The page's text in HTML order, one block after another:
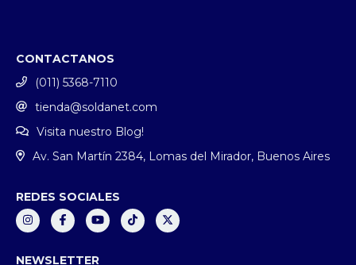
CONTACTANOS
(011) 5368-7110
tienda@soldanet.com
Visita nuestro Blog!
Av. San Martín 2384, Lomas del Mirador, Buenos Aires
REDES SOCIALES
NEWSLETTER